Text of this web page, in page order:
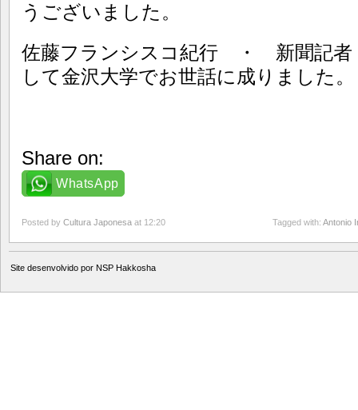
うございました。
佐藤フランシスコ紀行 ・ 新聞記者
して金沢大学でお世話に成りました。
Share on:
WhatsApp
Posted by Cultura Japonesa at 12:20 Tagged with: Antonio
Site desenvolvido por NSP Hakkosha